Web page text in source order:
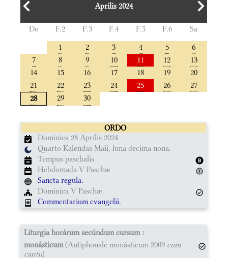
Aprilis 2024
Do F.2 F.3 F.4 F.5 F.6
Sa
1
2 3 4 5
6
7
8 9 10 11 12
13
14
15 16 17 18 19
20
21
22 23 24 25 26
27
28
29 30
ORDO
Dominica 28 Aprilis 2024
Quarto Kalendas Maii, luna decima nona.
Tempus paschalis
Hebdomada V Paschæ
Sancta regula.
Dominica V Paschæ.
Commentarium evangelii.
Liturgia horárum secúndum cursum :
monásticum(Antiphonale monásticum 2009 cum
cantu)